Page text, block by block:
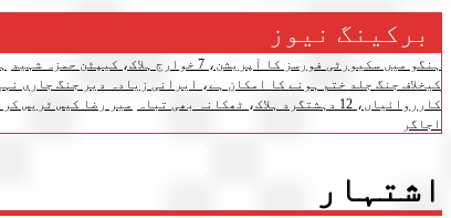
برکینگ نیوز
ہنگو میں سکیورٹی فورسز کا آپریشن، 7 خوارج ہلاک، کیپٹن حمزہ شہید
کیخلاف جنگ جلد ختم ہونے کا امکان ہے، ایرانی زیادہ دیر جنگ جاری
کارروائیاں، 12 دہشتگرد ہلاک، ٹھکانہ بھی تباہ
میر رضا کیس ٹریس
اجاگر
اشتہار